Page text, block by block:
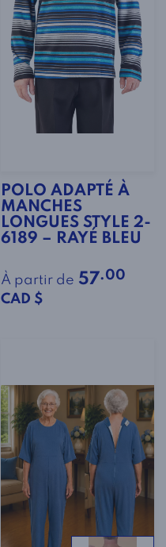
POLO ADAPTÉ À
MANCHES
LONGUES STYLE 2-
6189 – RAYÉ BLEU
À partir de 57.00
CAD $